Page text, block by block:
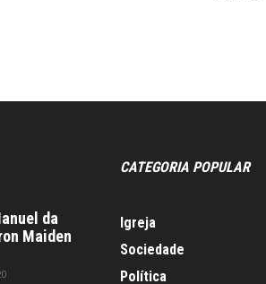
da
Maiden
CATEGORIA POPULAR
Igreja
Sociedade
Política